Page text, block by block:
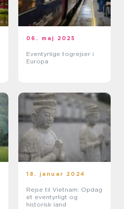
06. maj 2025
Eventyrlige togrejser i
Europa
18. januar 2024
Rejse til Vietnam: Opdag
et eventyrligt og
historisk land